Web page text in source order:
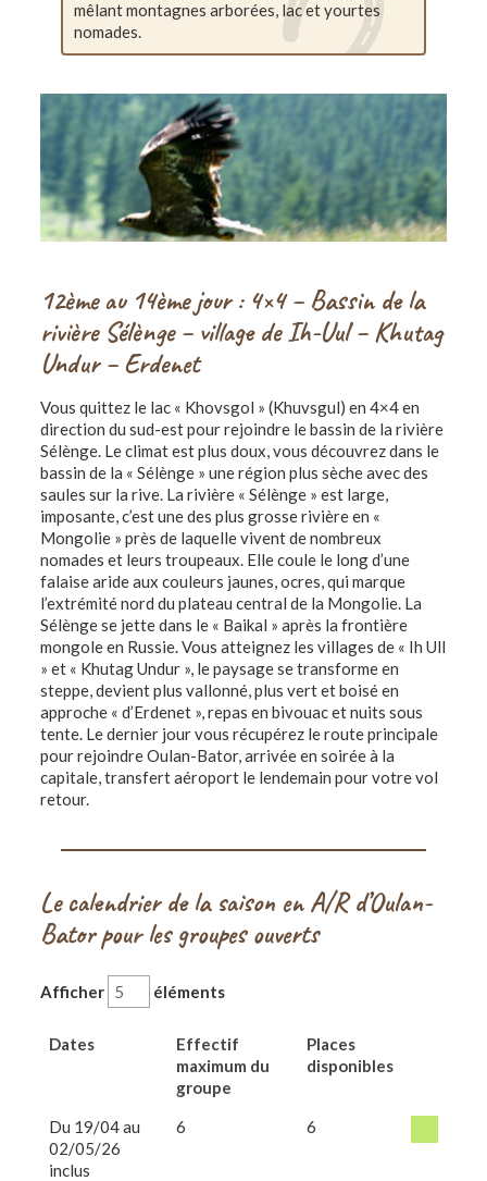
mêlant montagnes arborées, lac et yourtes
nomades.
12ème au 14ème jour : 4×4 – Bassin de la
rivière Sélènge – village de Ih-Uul – Khutag
Undur – Erdenet
Vous quittez le lac « Khovsgol » (Khuvsgul) en 4×4 en
direction du sud-est pour rejoindre le bassin de la rivière
Sélènge. Le climat est plus doux, vous découvrez dans le
bassin de la « Sélènge » une région plus sèche avec des
saules sur la rive. La rivière « Sélènge » est large,
imposante, c’est une des plus grosse rivière en «
Mongolie » près de laquelle vivent de nombreux
nomades et leurs troupeaux. Elle coule le long d’une
falaise aride aux couleurs jaunes, ocres, qui marque
l’extrémité nord du plateau central de la Mongolie. La
Sélènge se jette dans le « Baikal » après la frontière
mongole en Russie. Vous atteignez les villages de « Ih Ull
» et « Khutag Undur », le paysage se transforme en
steppe, devient plus vallonné, plus vert et boisé en
approche « d’Erdenet », repas en bivouac et nuits sous
tente. Le dernier jour vous récupérez le route principale
pour rejoindre Oulan-Bator, arrivée en soirée à la
capitale, transfert aéroport le lendemain pour votre vol
retour.
Le calendrier de la saison en A/R d’Oulan-
Bator pour les groupes ouverts
Afficher éléments
Dates
Effectif
maximum du
groupe
Places
disponibles
Du 19/04 au
02/05/26
inclus
6 6